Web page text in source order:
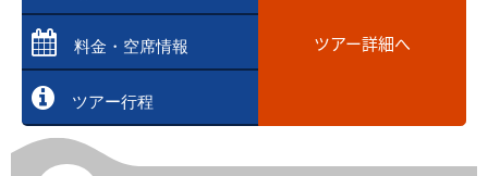
料金・空席情報
ツアー行程
ツアー詳細へ